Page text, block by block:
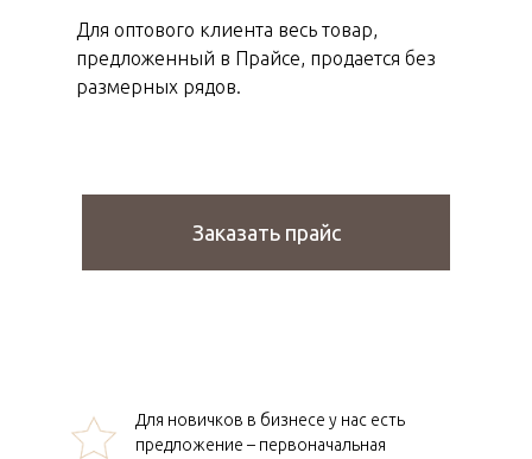
Для оптового клиента весь товар,
предложенный в Прайсе, продается без
размерных рядов.
Заказать прайс
Для новичков в бизнесе у нас есть
предложение – первоначальная